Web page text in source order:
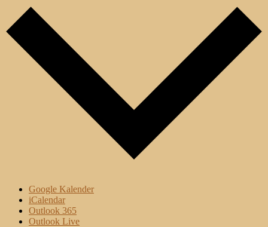
Google Kalender
iCalendar
Outlook 365
Outlook Live